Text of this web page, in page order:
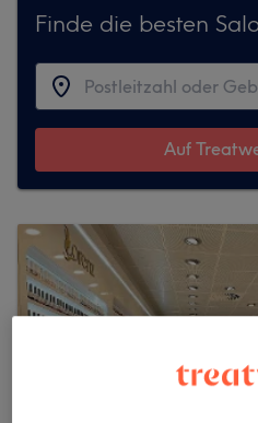
Finde die besten
Auf